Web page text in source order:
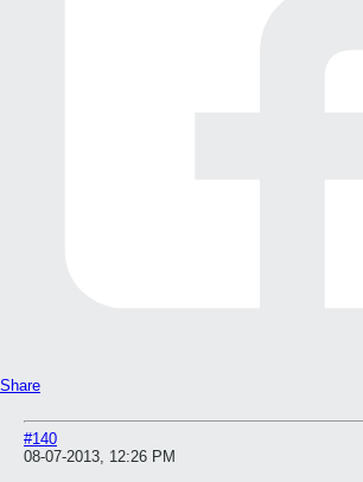
Share
#140
08-07-2013, 12:26 PM